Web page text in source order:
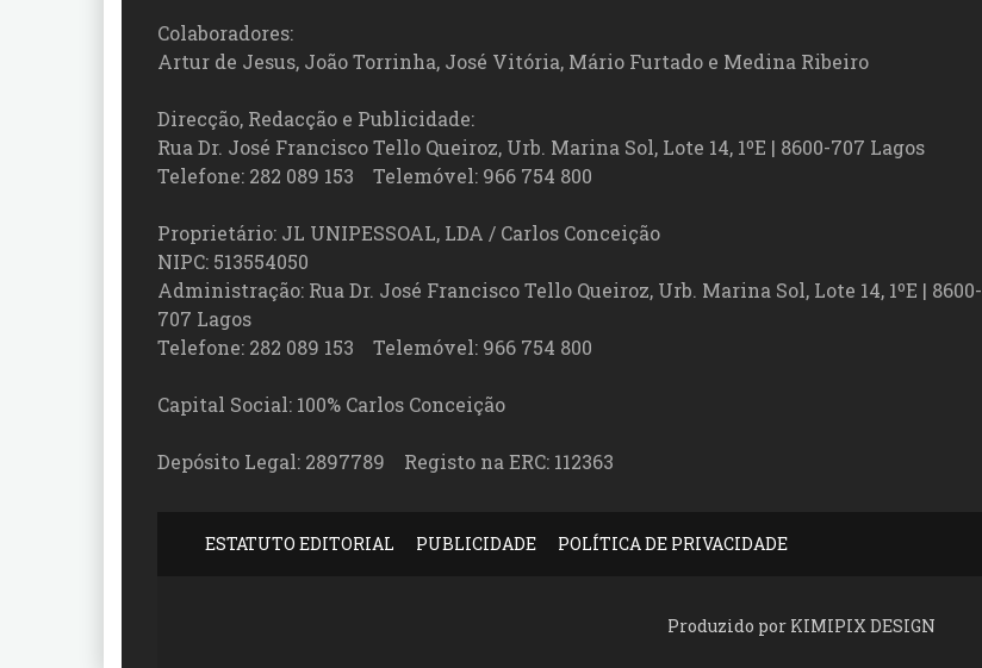
Colaboradores:
Artur de Jesus, João Torrinha, José Vitória, Mário Furtado e Medina Ribeiro
Direcção, Redacção e Publicidade:
Rua Dr. José Francisco Tello Queiroz, Urb. Marina Sol, Lote 14, 1ºE | 8600-707 Lagos
Telefone: 282 089 153 Telemóvel: 966 754 800
Proprietário: JL UNIPESSOAL, LDA / Carlos Conceição
NIPC: 513554050
Administração: Rua Dr. José Francisco Tello Queiroz, Urb. Marina Sol, Lote 14, 1ºE | 8600-
707 Lagos
Telefone: 282 089 153 Telemóvel: 966 754 800
Capital Social: 100% Carlos Conceição
Depósito Legal: 2897789 Registo na ERC: 112363
ESTATUTO EDITORIAL PUBLICIDADE POLÍTICA DE PRIVACIDADE
Produzido por KIMIPIX DESIGN